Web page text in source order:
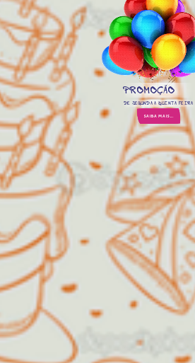
SAIBA MAIS...
PROMOÇÃO
DE SEGUNDA A QUINTA FEIRA